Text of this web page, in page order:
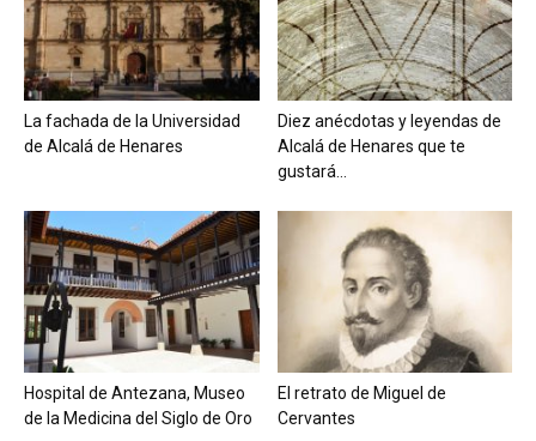
La fachada de la Universidad
de Alcalá de Henares
Diez anécdotas y leyendas de
Alcalá de Henares que te
gustará...
Hospital de Antezana, Museo
de la Medicina del Siglo de Oro
El retrato de Miguel de
Cervantes